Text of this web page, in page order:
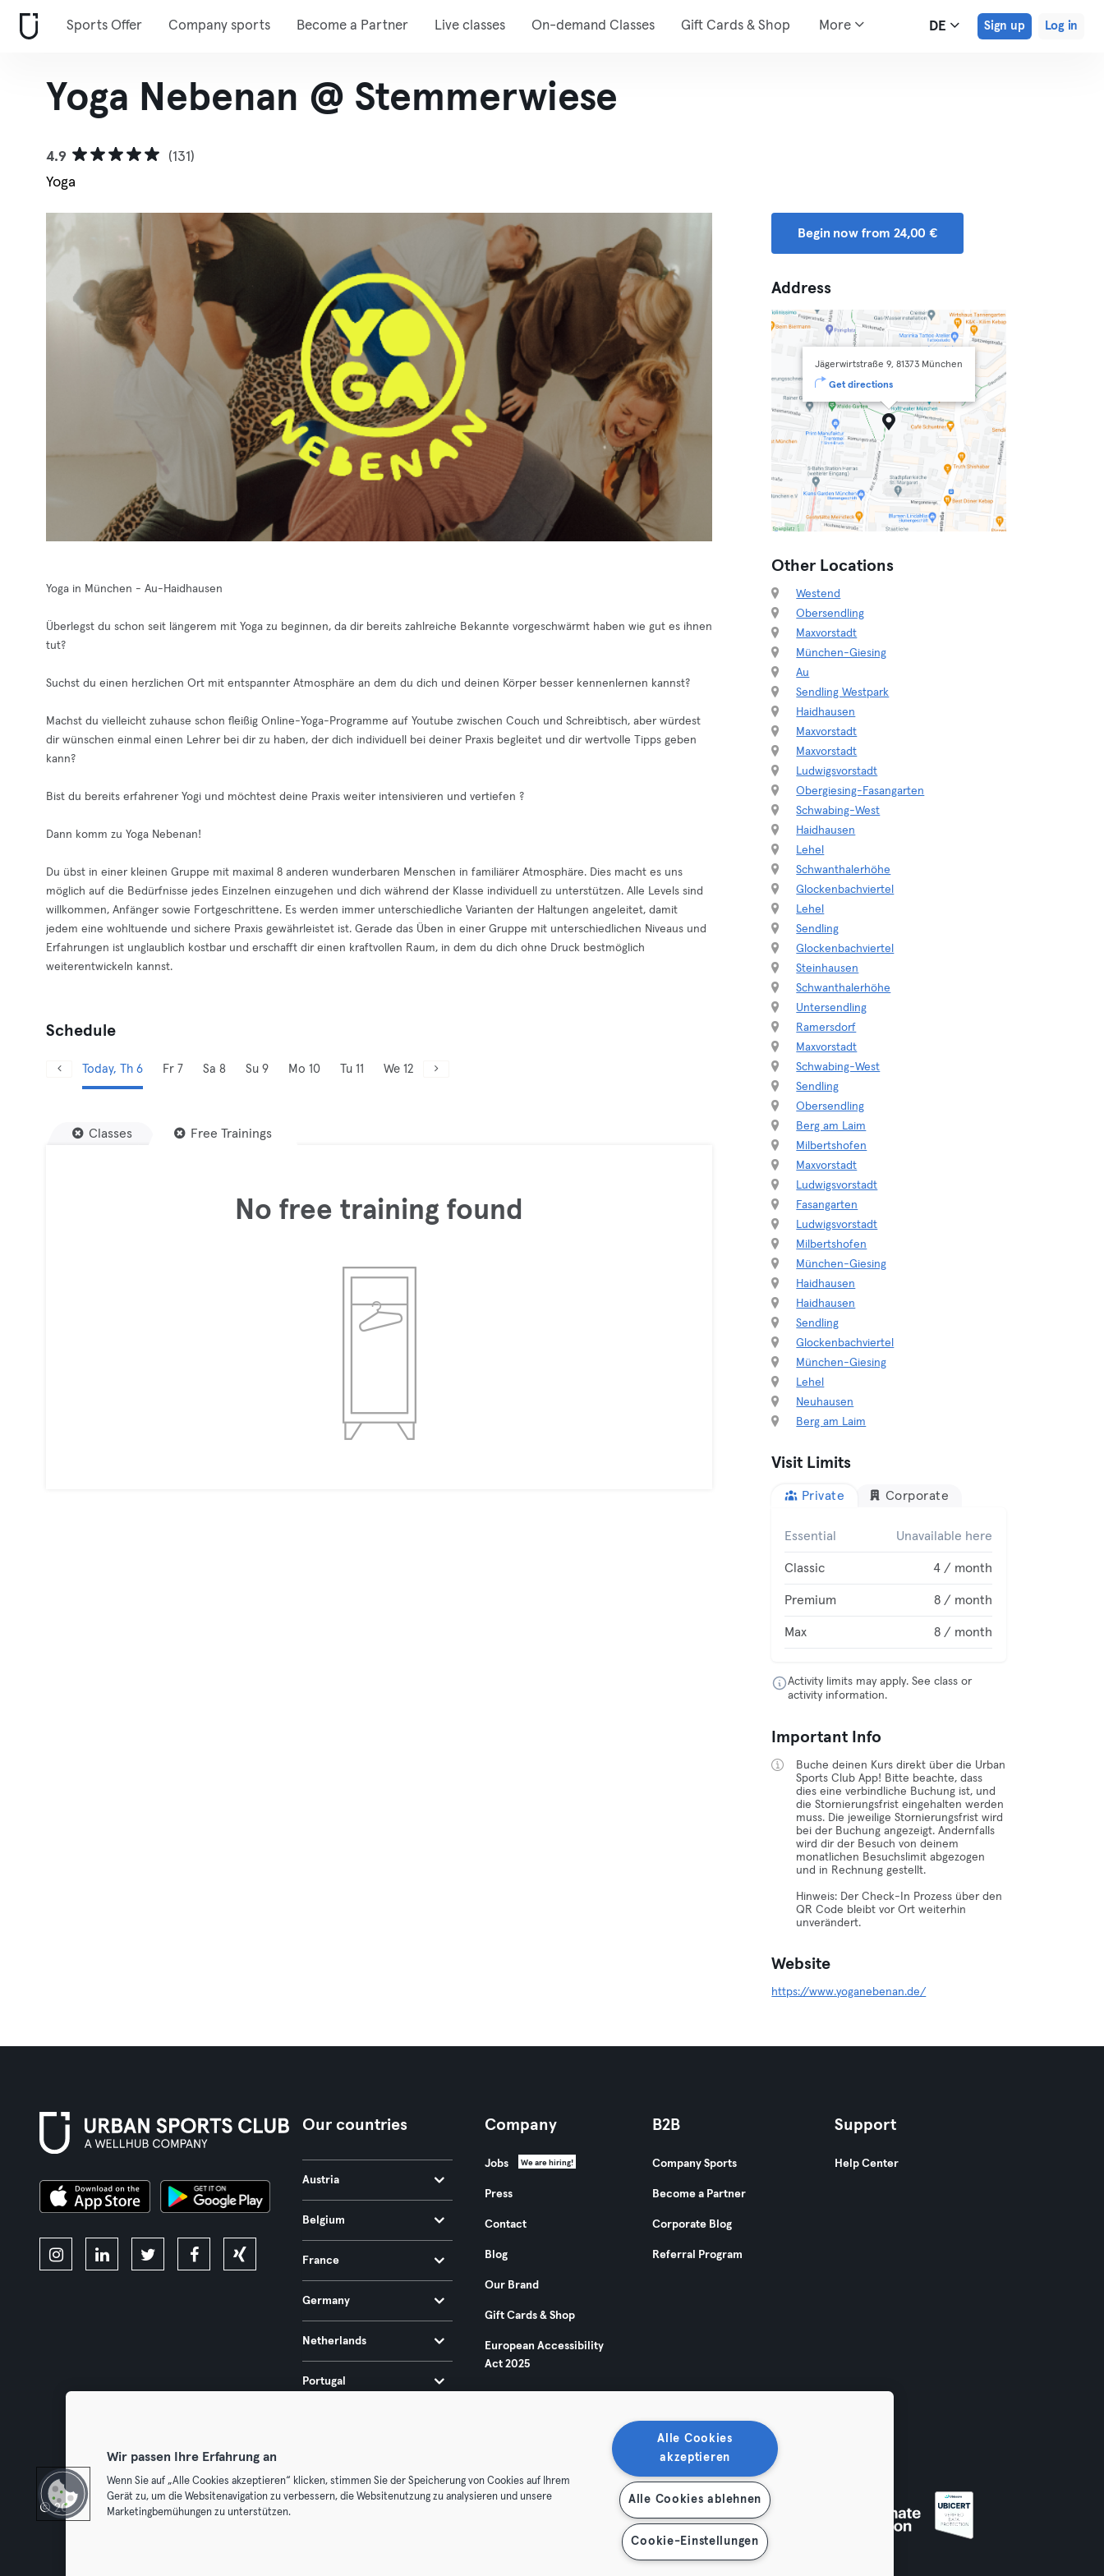
Sports Offer Company sports Become a Partner Live classes On-demand Classes Gift Cards & Shop More DE Sign up Log in
Yoga Nebenan @ Stemmerwiese
4.9
(131)
Yoga
Yoga in München - Au-Haidhausen
Überlegst du schon seit längerem mit Yoga zu beginnen, da dir bereits zahlreiche Bekannte vorgeschwärmt haben wie gut es ihnen
tut?
Suchst du einen herzlichen Ort mit entspannter Atmosphäre an dem du dich und deinen Körper besser kennenlernen kannst?
Machst du vielleicht zuhause schon fleißig Online-Yoga-Programme auf Youtube zwischen Couch und Schreibtisch, aber würdest
dir wünschen einmal einen Lehrer bei dir zu haben, der dich individuell bei deiner Praxis begleitet und dir wertvolle Tipps geben
kann?
Bist du bereits erfahrener Yogi und möchtest deine Praxis weiter intensivieren und vertiefen ?
Dann komm zu Yoga Nebenan!
Du übst in einer kleinen Gruppe mit maximal 8 anderen wunderbaren Menschen in familiärer Atmosphäre. Dies macht es uns
möglich auf die Bedürfnisse jedes Einzelnen einzugehen und dich während der Klasse individuell zu unterstützen. Alle Levels sind
willkommen, Anfänger sowie Fortgeschrittene. Es werden immer unterschiedliche Varianten der Haltungen angeleitet, damit
jedem eine wohltuende und sichere Praxis gewährleistet ist. Gerade das Üben in einer Gruppe mit unterschiedlichen Niveaus und
Erfahrungen ist unglaublich kostbar und erschafft dir einen kraftvollen Raum, in dem du dich ohne Druck bestmöglich
weiterentwickeln kannst.
Schedule
Today, Th 6 Fr 7 Sa 8 Su 9 Mo 10 Tu 11 We 12
Classes Free Trainings
No free training found
Begin now from 24,00 €
Address
Jägerwirtstraße 9, 81373 München
Get directions
Other Locations
Westend
Obersendling
Maxvorstadt
München-Giesing
Au
Sendling Westpark
Haidhausen
Maxvorstadt
Maxvorstadt
Ludwigsvorstadt
Obergiesing-Fasangarten
Schwabing-West
Haidhausen
Lehel
Schwanthalerhöhe
Glockenbachviertel
Lehel
Sendling
Glockenbachviertel
Steinhausen
Schwanthalerhöhe
Untersendling
Ramersdorf
Maxvorstadt
Schwabing-West
Sendling
Obersendling
Berg am Laim
Milbertshofen
Maxvorstadt
Ludwigsvorstadt
Fasangarten
Ludwigsvorstadt
Milbertshofen
München-Giesing
Haidhausen
Haidhausen
Sendling
Glockenbachviertel
München-Giesing
Lehel
Neuhausen
Berg am Laim
Visit Limits
Private Corporate
Essential Unavailable here
Classic 4 / month
Premium 8 / month
Max 8 / month
Activity limits may apply. See class or
activity information.
Important Info
Buche deinen Kurs direkt über die Urban
Sports Club App! Bitte beachte, dass
dies eine verbindliche Buchung ist, und
die Stornierungsfrist eingehalten werden
muss. Die jeweilige Stornierungsfrist wird
bei der Buchung angezeigt. Andernfalls
wird dir der Besuch von deinem
monatlichen Besuchslimit abgezogen
und in Rechnung gestellt.
Hinweis: Der Check-In Prozess über den
QR Code bleibt vor Ort weiterhin
unverändert.
Website
https://www.yoganebenan.de/
Our countries
Austria
Belgium
France
Germany
Netherlands
Portugal
Company
Jobs We are hiring!
Press
Contact
Blog
Our Brand
Gift Cards & Shop
European Accessibility
Act 2025
B2B
Company Sports
Become a Partner
Corporate Blog
Referral Program
Support
Help Center
© 2026 Urban Sports Group GmbH. All rights reserved. Terminate contracts here
Wir passen Ihre Erfahrung an
Wenn Sie auf „Alle Cookies akzeptieren“ klicken, stimmen Sie der Speicherung von Cookies auf Ihrem
Gerät zu, um die Websitenavigation zu verbessern, die Websitenutzung zu analysieren und unsere
Marketingbemühungen zu unterstützen.
Alle Cookies
akzeptieren
Alle Cookies ablehnen
Cookie-Einstellungen